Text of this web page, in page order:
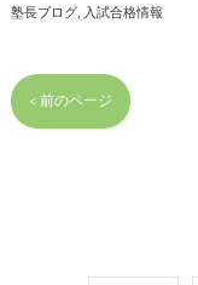
塾長ブログ 入試合格情報
< 前のページ